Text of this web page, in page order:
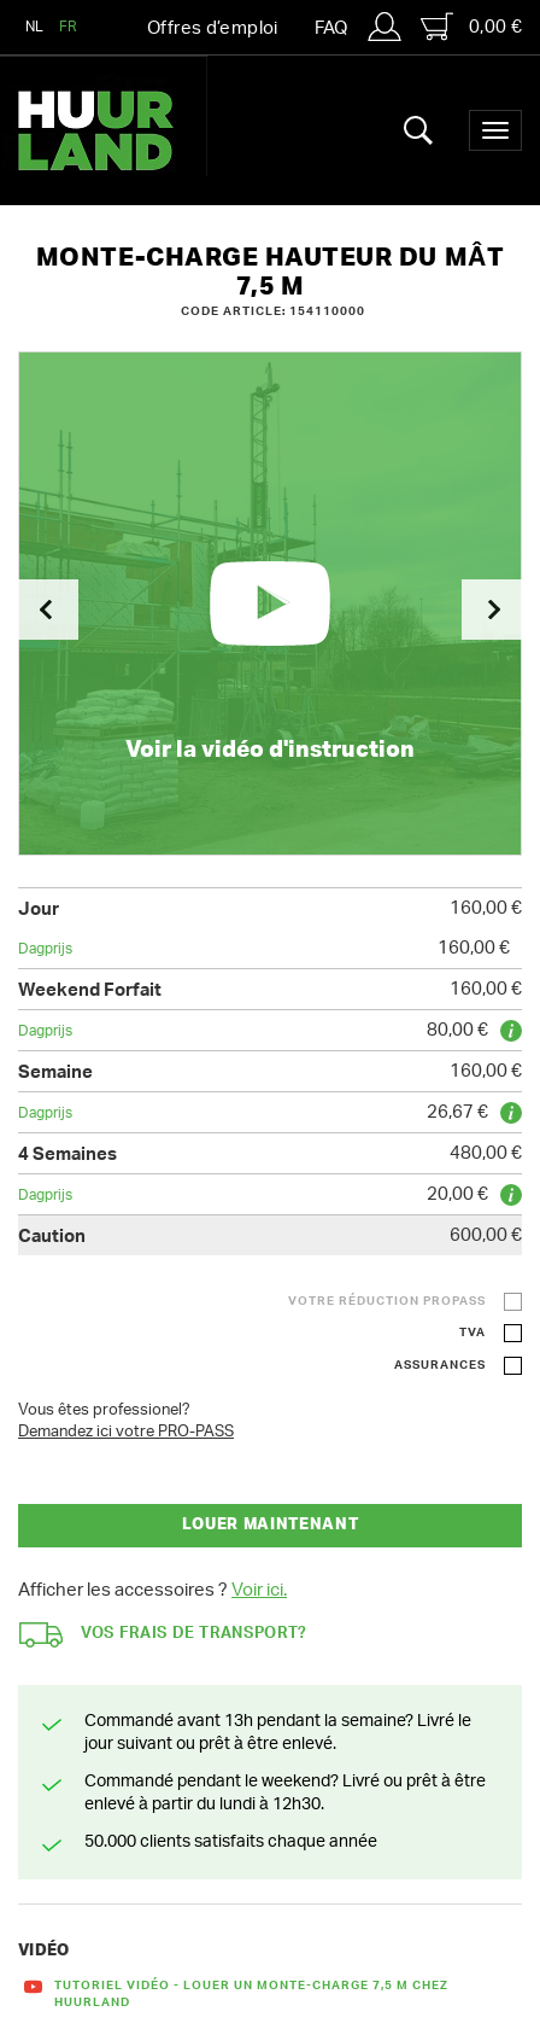
NL FR Offres d’emploi FAQ 0,00 €
MONTE-CHARGE HAUTEUR DU MÂT
7,5 M
CODE ARTICLE: 154110000
Voir la vidéo d'instruction
160,00 €
160,00 €
160,00 €
80,00 €
160,00 €
26,67 €
480,00 €
20,00 €
600,00 €
VOTRE RÉDUCTION PROPASS
TVA
ASSURANCES
Vous êtes professionel?
Demandez ici votre PRO-PASS
LOUER MAINTENANT
Afficher les accessoires ? Voir ici.
VOS FRAIS DE TRANSPORT?
Commandé avant 13h pendant la semaine? Livré le
jour suivant ou prêt à être enlevé.
Commandé pendant le weekend? Livré ou prêt à être
enlevé à partir du lundi à 12h30.
50.000 clients satisfaits chaque année
VIDÉO
TUTORIEL VIDÉO - LOUER UN MONTE-CHARGE 7,5 M CHEZ
HUURLAND